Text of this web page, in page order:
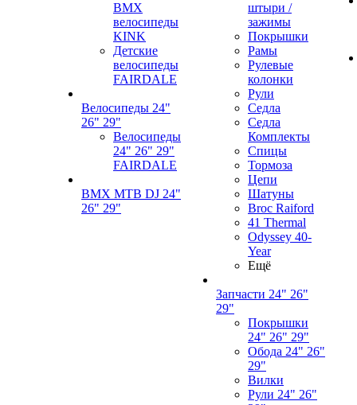
BMX
велосипеды
KINK
Детские
велосипеды
FAIRDALE
Велосипеды 24"
26" 29"
Велосипеды
24" 26" 29"
FAIRDALE
BMX MTB DJ 24"
26" 29"
штыри /
зажимы
Покрышки
Рамы
Рулевые
колонки
Рули
Седла
Седла
Комплекты
Спицы
Тормоза
Цепи
Шатуны
Broc Raiford
41 Thermal
Odyssey 40-
Year
Ещё
Запчасти 24" 26"
29"
Покрышки
24" 26" 29"
Обода 24" 26"
29"
Вилки
Рули 24" 26"